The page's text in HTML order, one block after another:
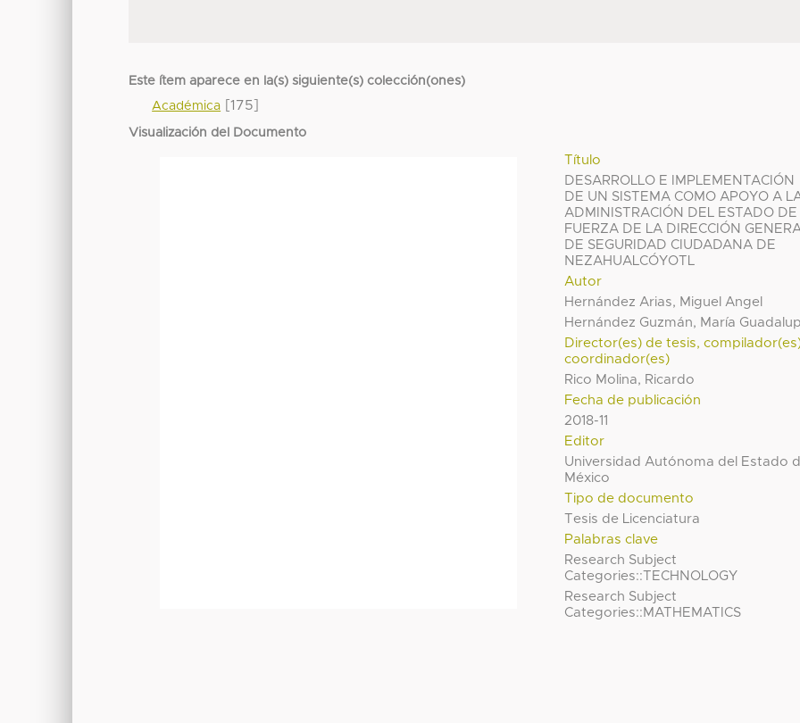
Este ítem aparece en la(s) siguiente(s) colección(ones)
Académica [175]
Visualización del Documento
Título
DESARROLLO E IMPLEMENTACIÓN
DE UN SISTEMA COMO APOYO A
ADMINISTRACIÓN DEL ESTADO DE
FUERZA DE LA DIRECCIÓN
DE SEGURIDAD CIUDADANA DE
NEZAHUALCÓYOTL
Autor
Hernández Arias, Miguel Angel
Hernández Guzmán, María
Director(es) de tesis,
coordinador(es)
Rico Molina, Ricardo
Fecha de publicación
2018-11
Editor
Universidad Autónoma del Estado
México
Tipo de documento
Tesis de Licenciatura
Palabras clave
Research Subject
Categories::TECHNOLOGY
Research Subject
Categories::MATHEMATICS